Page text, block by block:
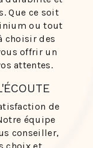
Que ce soit
ou tout
choisir des
offrir un
attentes.
de
équipe
conseiller,